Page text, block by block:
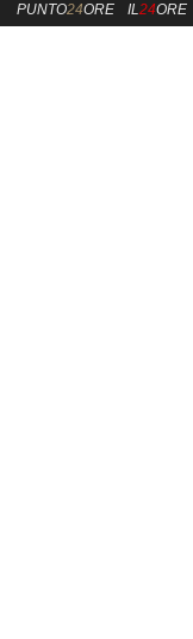
PUNTO24ORE IL24ORE